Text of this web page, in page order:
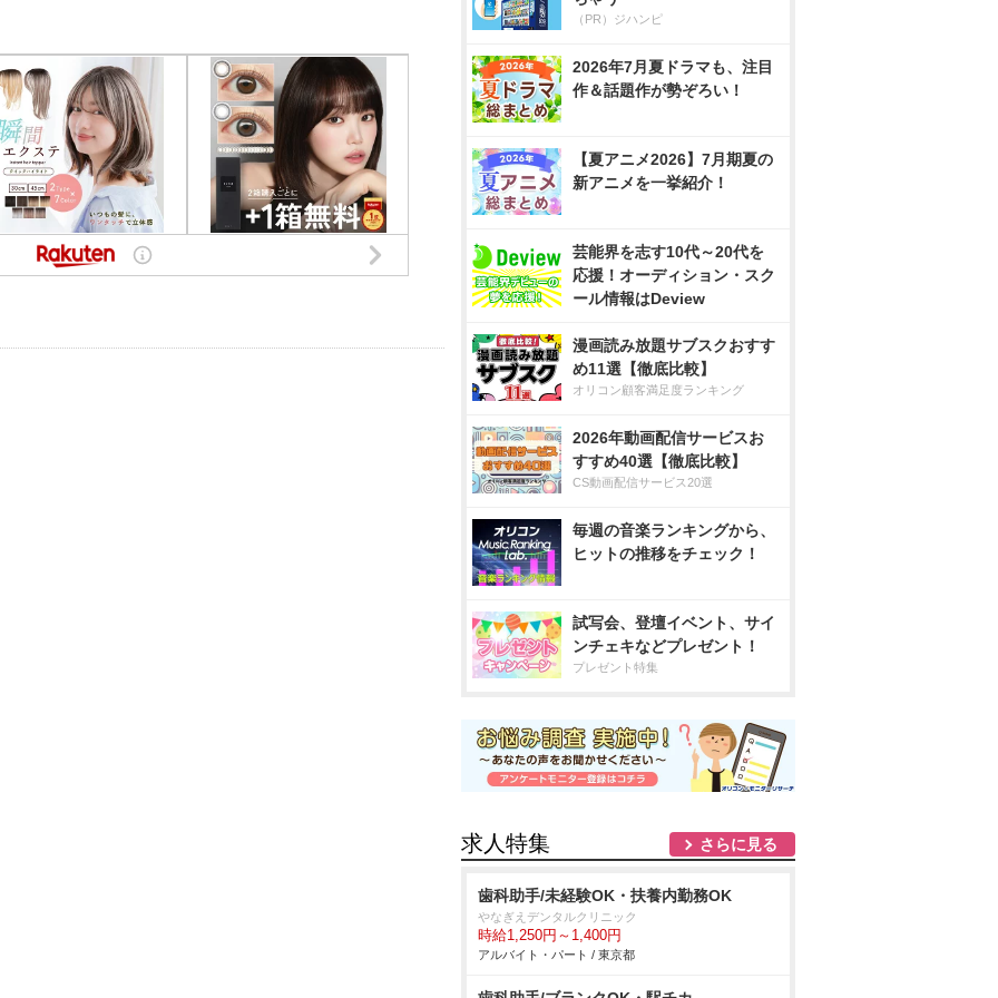
（PR）ジハンピ
2026年7月夏ドラマも、注目
作＆話題作が勢ぞろい！
【夏アニメ2026】7月期夏の
新アニメを一挙紹介！
芸能界を志す10代～20代を
応援！オーディション・スク
ール情報はDeview
漫画読み放題サブスクおすす
め11選【徹底比較】
オリコン顧客満足度ランキング
2026年動画配信サービスお
すすめ40選【徹底比較】
CS動画配信サービス20選
毎週の音楽ランキングから、
ヒットの推移をチェック！
試写会、登壇イベント、サイ
ンチェキなどプレゼント！
プレゼント特集
求人特集 さらに見る
歯科助手/未経験OK・扶養内勤務OK
なぎえデンタルクリニック
時給1,250円～1,400円
アルバイト・パート / 東京都